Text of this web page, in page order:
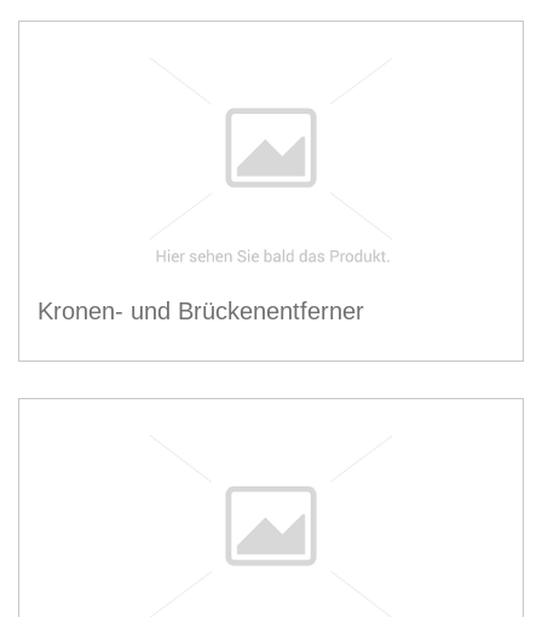
Kronen- und Brückenentferner